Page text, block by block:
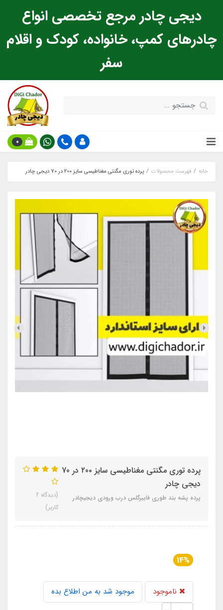
دیجی چادر مرجع تخصصی انواع
چادرهای کمپ، خانواده، کودک و اقلام
سفر
0
خانه فهرست محصولات پرده توری مگنتی مغناطیسی سایز ۲0۰ در 70 دیجی چادر
پرده توری مگنتی مغناطیسی سایز ۲0۰ در 70
دیجی چادر
پرده پشه بند طوری فایبرگلس درب ورودی دیجیچادر
(دیدگاه 2
کاربر)
14%
ناموجود موجود شد به من اطلاع بده